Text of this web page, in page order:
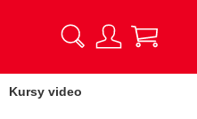
Kursy video